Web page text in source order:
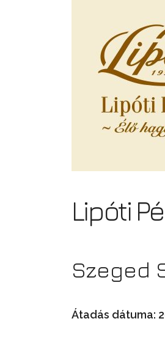
Lipóti
Szeged
Átadás dátuma: